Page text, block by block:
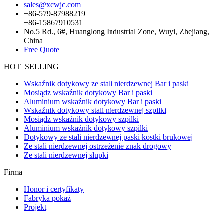
sales@xcwjc.com
+86-579-87988219
+86-15867910531
No.5 Rd., 6#, Huanglong Industrial Zone, Wuyi, Zhejiang,
China
Free Quote
HOT_SELLING
Wskaźnik dotykowy ze stali nierdzewnej Bar i paski
Mosiądz wskaźnik dotykowy Bar i paski
Aluminium wskaźnik dotykowy Bar i paski
Wskaźnik dotykowy stali nierdzewnej szpilki
Mosiądz wskaźnik dotykowy szpilki
Aluminium wskaźnik dotykowy szpilki
Dotykowy ze stali nierdzewnej paski kostki brukowej
Ze stali nierdzewnej ostrzeżenie znak drogowy
Ze stali nierdzewnej słupki
Firma
Honor i certyfikaty
Fabryka pokaż
Projekt